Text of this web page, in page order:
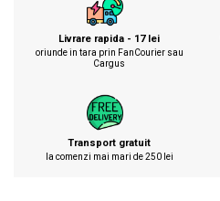
Livrare rapida - 17 lei
oriunde in tara prin FanCourier sau
Cargus
Transport gratuit
la comenzi mai mari de 250 lei